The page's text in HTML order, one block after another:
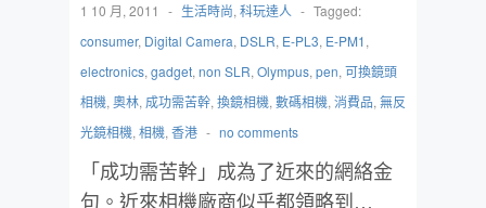
1 10 月, 2011 - 生活時尚, 科玩達人 - Tagged:
consumer, Digital Camera, DSLR, E-PL3, E-PM1,
electronics, gadget, non SLR, Olympus, pen, 可換鏡頭
相機, 奧林, 成功需苦幹, 換鏡相機, 數碼相機, 消費品, 無反
光鏡相機, 相機, 香港 - no comments
「成功需苦幹」成為了近來的網絡金
句。近來相機廠商似乎都領略到…